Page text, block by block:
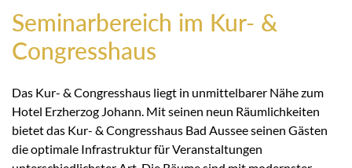
Seminarbereich im Kur- &
Congresshaus
Das Kur- & Congresshaus liegt in unmittelbarer Nähe zum
Hotel Erzherzog Johann. Mit seinen neun Räumlichkeiten
bietet das Kur- & Congresshaus Bad Aussee seinen Gästen
die optimale Infrastruktur für Veranstaltungen